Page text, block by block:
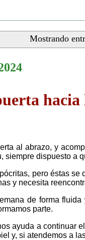
Mostrando
hacia
al abrazo, y
siempre dispuesto a
pero éstas
y necesita
de forma
parte.
ayuda a continuar
y, si atendemos a